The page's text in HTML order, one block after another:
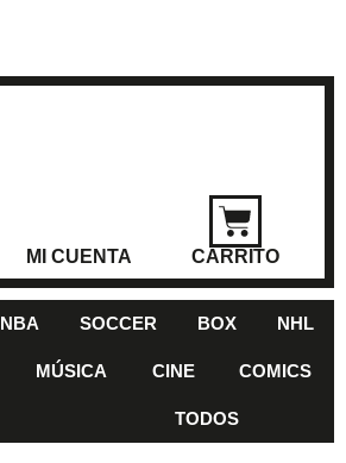
MI CUENTA CARRITO
NBA SOCCER BOX NHL
MÚSICA CINE COMICS
TODOS